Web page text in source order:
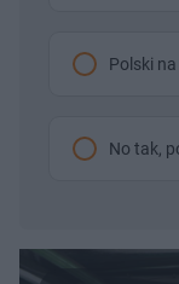
Polski
No tak,